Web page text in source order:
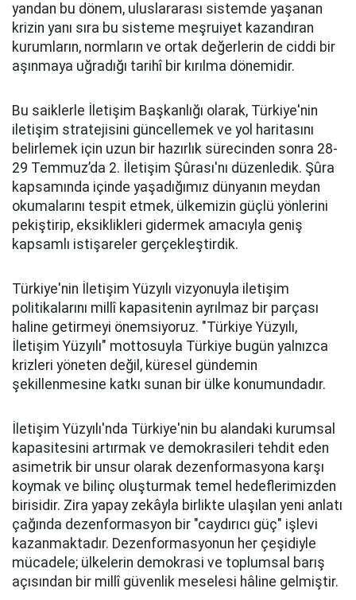
yandan bu dönem, uluslararası sistemde yaşanan
krizin yanı sıra bu sisteme meşruiyet kazandıran
kurumların, normların ve ortak değerlerin de ciddi bir
aşınmaya uğradığı tarihî bir kırılma dönemidir.
Bu saiklerle İletişim Başkanlığı olarak, Türkiye'nin
iletişim stratejisini güncellemek ve yol haritasını
belirlemek için uzun bir hazırlık sürecinden sonra 28-
29 Temmuz’da 2. İletişim Şûrası'nı düzenledik. Şûra
kapsamında içinde yaşadığımız dünyanın meydan
okumalarını tespit etmek, ülkemizin güçlü yönlerini
pekiştirip, eksiklikleri gidermek amacıyla geniş
kapsamlı istişareler gerçekleştirdik.
Türkiye'nin İletişim Yüzyılı vizyonuyla iletişim
politikalarını millî kapasitenin ayrılmaz bir parçası
haline getirmeyi önemsiyoruz. "Türkiye Yüzyılı,
İletişim Yüzyılı" mottosuyla Türkiye bugün yalnızca
krizleri yöneten değil, küresel gündemin
şekillenmesine katkı sunan bir ülke konumundadır.
İletişim Yüzyılı'nda Türkiye'nin bu alandaki kurumsal
kapasitesini artırmak ve demokrasileri tehdit eden
asimetrik bir unsur olarak dezenformasyona karşı
koymak ve bilinç oluşturmak temel hedeflerimizden
birisidir. Zira yapay zekâyla birlikte ulaşılan yeni anlatı
çağında dezenformasyon bir "caydırıcı güç" işlevi
kazanmaktadır. Dezenformasyonun her çeşidiyle
mücadele; ülkelerin demokrasi ve toplumsal barış
açısından bir millî güvenlik meselesi hâline gelmiştir.